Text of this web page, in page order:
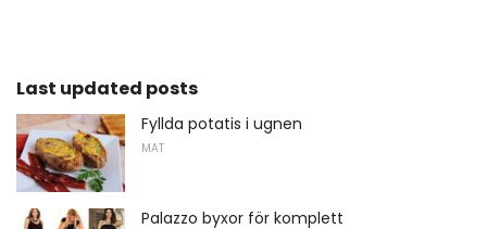
Last updated posts
Fyllda potatis i ugnen
MAT
Palazzo byxor för komplett